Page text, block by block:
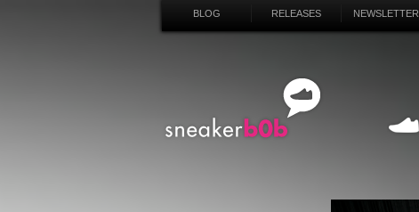
BLOG RELEASES NEWSLETTER